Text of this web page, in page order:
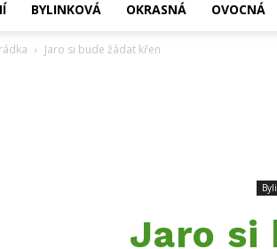
BYLINKOVÁ OKRASNÁ OVOCNÁ
Jaro si bude žádat křen
Jaro si